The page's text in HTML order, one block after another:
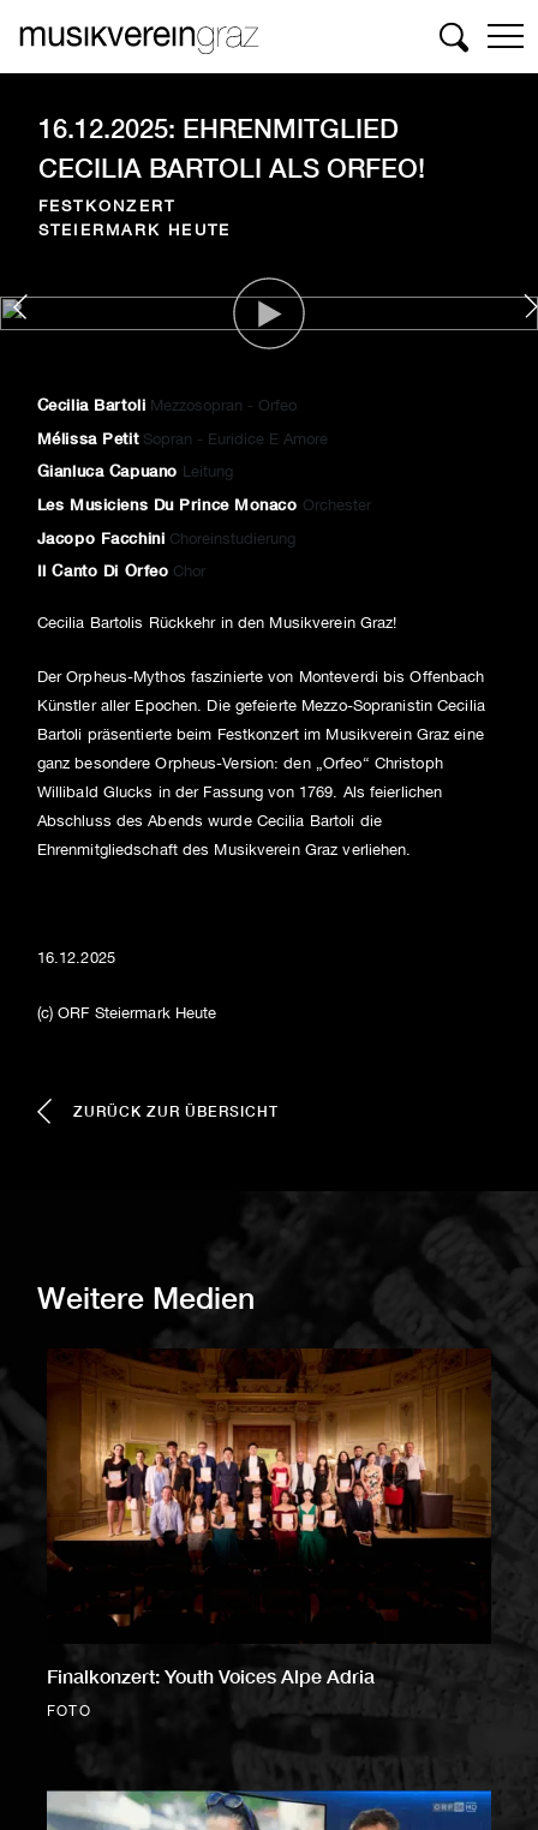
Suchen
16.12.2025: EHRENMITGLIED
CECILIA BARTOLI ALS ORFEO!
FESTKONZERT
STEIERMARK HEUTE
Cecilia Bartoli Mezzosopran - Orfeo
Mélissa Petit Sopran - Euridice E Amore
Gianluca Capuano Leitung
Les Musiciens Du Prince Monaco Orchester
Jacopo Facchini Choreinstudierung
Il Canto Di Orfeo Chor
Cecilia Bartolis Rückkehr in den Musikverein Graz!
Der Orpheus-Mythos faszinierte von Monteverdi bis Offenbach
Künstler aller Epochen. Die gefeierte Mezzo-Sopranistin Cecilia
Bartoli präsentierte beim Festkonzert im Musikverein Graz eine
ganz besondere Orpheus-Version: den „Orfeo“ Christoph
Willibald Glucks in der Fassung von 1769. Als feierlichen
Abschluss des Abends wurde Cecilia Bartoli die
Ehrenmitgliedschaft des Musikverein Graz verliehen.
16.12.2025
(c) ORF Steiermark Heute
ZURÜCK ZUR ÜBERSICHT
Weitere Medien
Finalkonzert: Youth Voices Alpe Adria
FOTO